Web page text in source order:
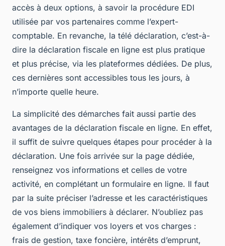
accès à deux options, à savoir la procédure EDI
utilisée par vos partenaires comme l’expert-
comptable. En revanche, la télé déclaration, c’est-à-
dire la déclaration fiscale en ligne est plus pratique
et plus précise, via les plateformes dédiées. De plus,
ces dernières sont accessibles tous les jours, à
n’importe quelle heure.
La simplicité des démarches fait aussi partie des
avantages de la déclaration fiscale en ligne. En effet,
il suffit de suivre quelques étapes pour procéder à la
déclaration. Une fois arrivée sur la page dédiée,
renseignez vos informations et celles de votre
activité, en complétant un formulaire en ligne. Il faut
par la suite préciser l’adresse et les caractéristiques
de vos biens immobiliers à déclarer. N’oubliez pas
également d’indiquer vos loyers et vos charges :
frais de gestion, taxe foncière, intérêts d’emprunt,